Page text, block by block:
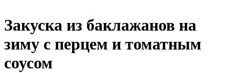
Закуска из баклажанов на
зиму с перцем и томатным
соусом